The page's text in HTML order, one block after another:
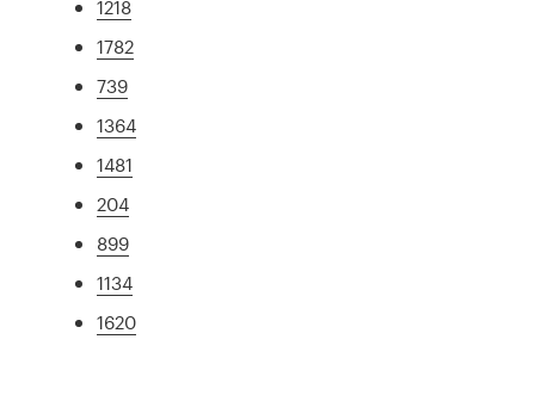
1218
1782
739
1364
1481
204
899
1134
1620